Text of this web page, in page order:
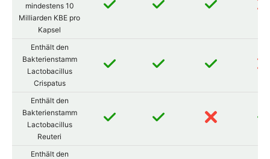
mindestens 10
Milliarden KBE pro
Kapsel
Enthält den
Bakterienstamm
Lactobacillus
Crispatus
Enthält den
Bakterienstamm
Lactobacillus
Reuteri
Enthält den